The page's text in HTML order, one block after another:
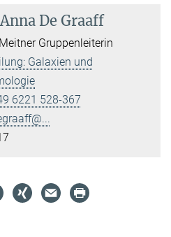
De Graaff
Gruppenleiterin
Galaxien und
6221 528-367